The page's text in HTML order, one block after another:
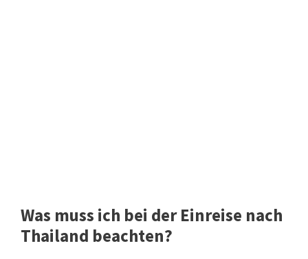
Was muss ich bei der Einreise nach
Thailand beachten?